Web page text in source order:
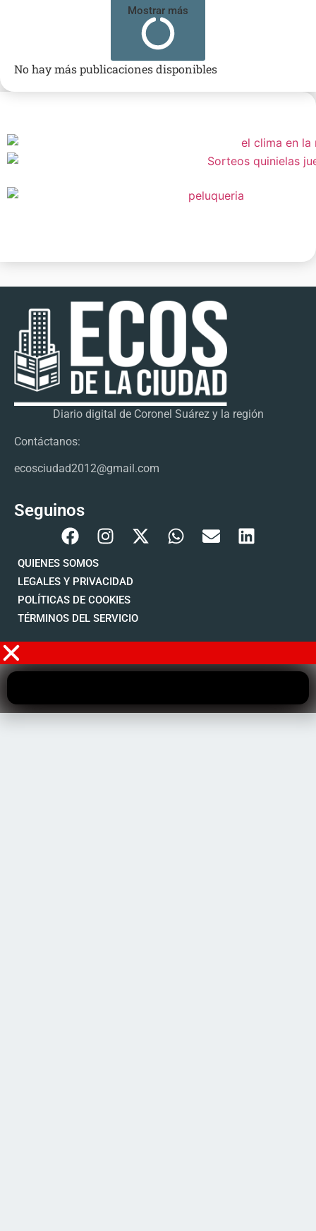
Mostrar más
No hay más publicaciones disponibles
Diario digital de Coronel Suárez y la región
Contáctanos:
ecosciudad2012@gmail.com
Seguinos
QUIENES SOMOS
LEGALES Y PRIVACIDAD
POLÍTICAS DE COOKIES
TÉRMINOS DEL SERVICIO